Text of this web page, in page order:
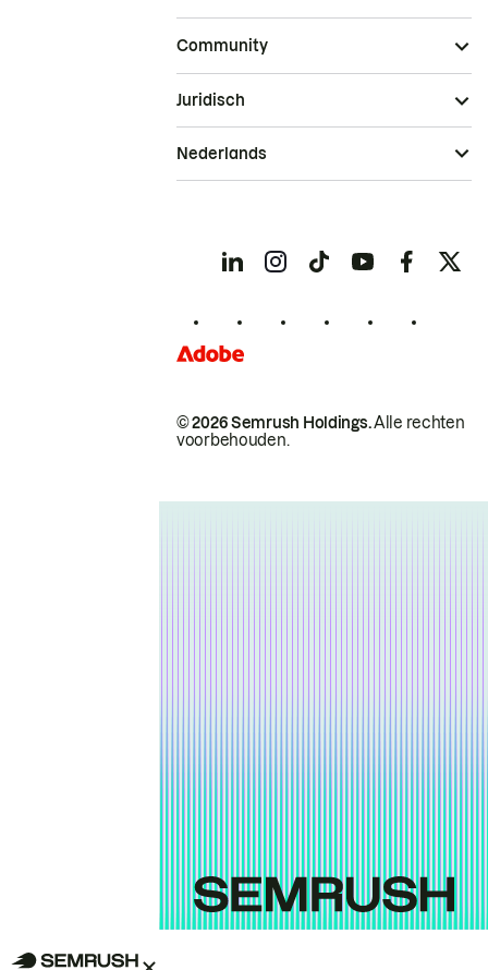
Community
© 2026 Semrush Holdings.Alle rechten
voorbehouden.
Juridisch
Nederlands